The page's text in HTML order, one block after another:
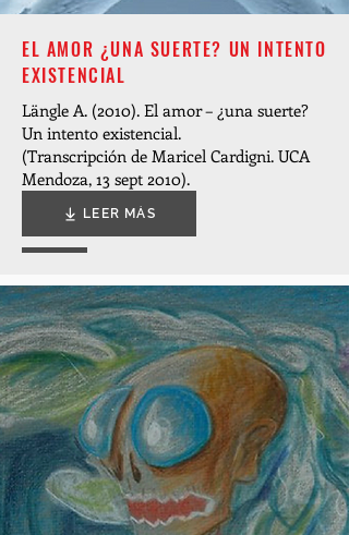
EL AMOR ¿UNA SUERTE? UN INTENTO
EXISTENCIAL
Längle A. (2010). El amor – ¿una suerte?
Un intento existencial.
(Transcripción de Maricel Cardigni. UCA
Mendoza, 13 sept 2010).
LEER MÁS